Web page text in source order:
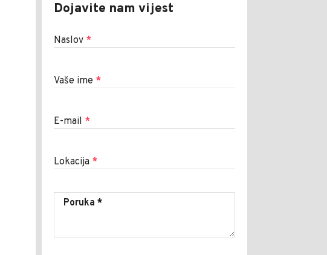
Dojavite nam vijest
Naslov *
Vaše ime *
E-mail *
Lokacija *